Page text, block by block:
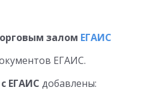
залом ЕГАИС
ЕГАИС.
ЕГАИС добавлены: